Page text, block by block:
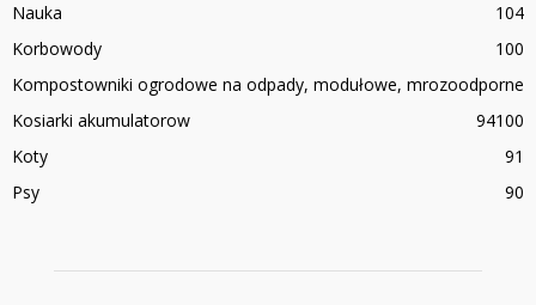
Nauka
104
Korbowody
100
Kompostowniki ogrodowe na odpady, modułowe, mrozoodporne
100
Kosiarki akumulatorow
94
Koty
91
Psy
90